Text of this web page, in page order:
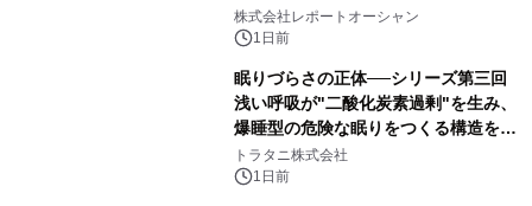
牽引
株式会社レポートオーシャン
1日前
眠りづらさの正体──シリーズ第三回
浅い呼吸が"二酸化炭素過剰"を生み、
爆睡型の危険な眠りをつくる構造を解
説
トラタニ株式会社
1日前